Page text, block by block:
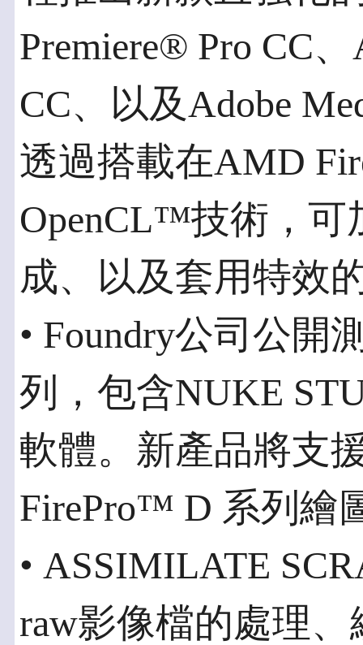
Premiere® Pro CC
CC、以及Adobe
透過搭載在AMD
OpenCL™技術，可
成、以及套用特效
• Foundry公司公開
列，包含NUKE
軟體。新產品將支
FirePro™ D 系列繪
• ASSIMILATE
raw影像檔的處理